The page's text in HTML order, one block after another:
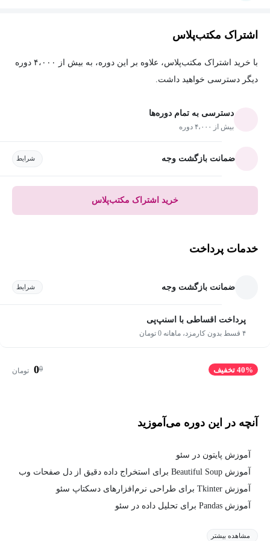
اشتراک مکتب‌پلاس
با خرید اشتراک مکتب‌پلاس، علاوه بر این دوره، به بیش از ۴،۰۰۰ دوره
دیگر دسترسی خواهید داشت.
دسترسی به تمام دوره‌ها
بیش از ۴،۰۰۰ دوره
ضمانت بازگشت وجه شرایط
خرید اشتراک مکتب‌پلاس
خدمات پرداخت
ضمانت بازگشت وجه شرایط
پرداخت اقساطی با اسنپ‌پی
۴ قسط بدون کارمزد، ماهانه 0 تومان
40% تخفیف 0
0 تومان
آنچه در این دوره می‌آموزید
آموزش پایتون در سئو
آموزش Beautiful Soup برای استخراج داده دقیق از دل صفحات وب
آموزش Tkinter برای طراحی نرم‌افزارهای دسکتاپ سئو
آموزش Pandas برای تحلیل داده در سئو
مشاهده بیشتر